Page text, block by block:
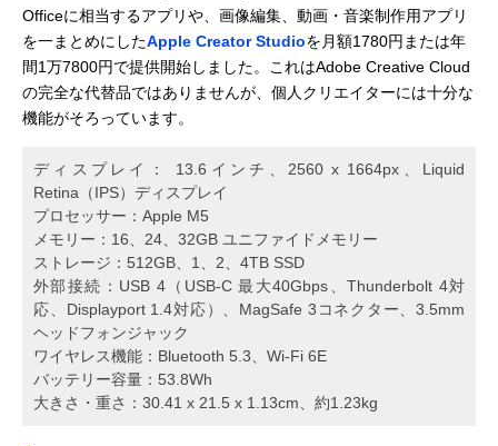
Officeに相当するアプリや、画像編集、動画・音楽制作用アプリ
を一まとめにしたApple Creator Studioを月額1780円または年
間1万7800円で提供開始しました。これはAdobe Creative Cloud
の完全な代替品ではありませんが、個人クリエイターには十分な
機能がそろっています。
ディスプレイ： 13.6インチ、2560 x 1664px、Liquid
Retina （IPS）デ ィ ス プ レ イ
プロセッサー：Apple M5
メモリー：16、24、32GB ユニファイドメモリー
ストレージ：512GB、1、2、4TB SSD
外部接続：USB 4（USB-C 最大40Gbps、Thunderbolt 4対
応、Displayport 1.4対応）、MagSafe 3コネクター、3.5mm
ヘッドフォンジャック
ワイヤレス機能：Bluetooth 5.3、Wi-Fi 6E
バッテリー容量：53.8Wh
大きさ・重さ：30.41 x 21.5 x 1.13cm、約1.23kg